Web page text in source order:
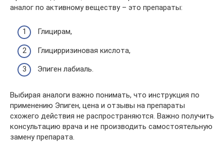
аналог по активному веществу – это препараты:
Глицирам,
Глицирризиновая кислота,
Эпиген лабиаль.
Выбирая аналоги важно понимать, что инструкция по
применению Эпиген, цена и отзывы на препараты
схожего действия не распространяются. Важно получить
консультацию врача и не производить самостоятельную
замену препарата.